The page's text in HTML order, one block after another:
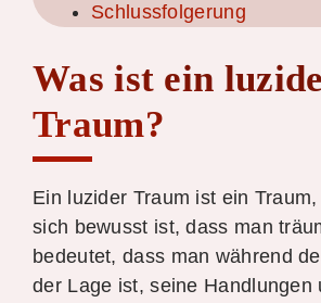
Schlussfolgerung
Was ist ein
Traum?
Ein luzider Traum ist ein
sich bewusst ist, dass man
bedeutet, dass man während
der Lage ist, seine Handlungen